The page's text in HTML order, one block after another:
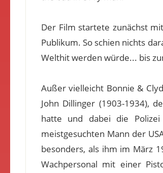
Der Film startete zunächst
Publikum. So schien nichts
Welthit werden würde... bis
Außer vielleicht Bonnie &
John Dillinger (1903-1934),
hatte und dabei die
meistgesuchten Mann der
besonders, als ihm im März
Wachpersonal mit einer